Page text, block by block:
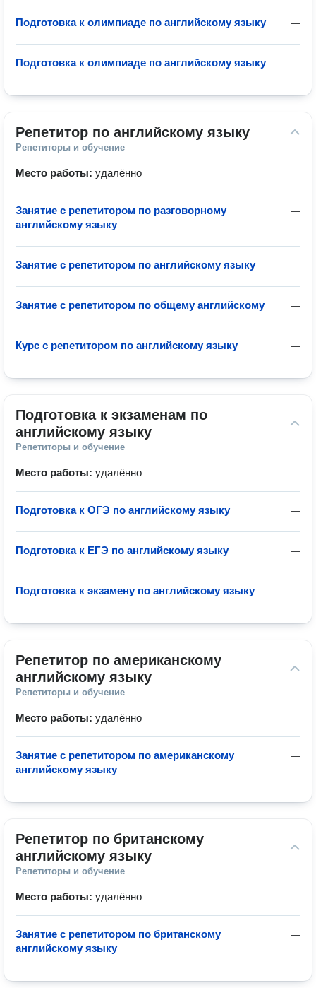
—
Подготовка к олимпиаде по английскому языку
—
Подготовка к олимпиаде по английскому языку
Репетитор по английскому языку
Репетиторы и обучение
Место работы: удалённо
—
Занятие с репетитором по разговорному
английскому языку
—
Занятие с репетитором по английскому языку
—
Занятие с репетитором по общему английскому
—
Курс с репетитором по английскому языку
Подготовка к экзаменам по
английскому языку
Репетиторы и обучение
Место работы: удалённо
—
Подготовка к ОГЭ по английскому языку
—
Подготовка к ЕГЭ по английскому языку
—
Подготовка к экзамену по английскому языку
Репетитор по американскому
английскому языку
Репетиторы и обучение
Место работы: удалённо
—
Занятие с репетитором по американскому
английскому языку
Репетитор по британскому
английскому языку
Репетиторы и обучение
Место работы: удалённо
—
Занятие с репетитором по британскому
английскому языку